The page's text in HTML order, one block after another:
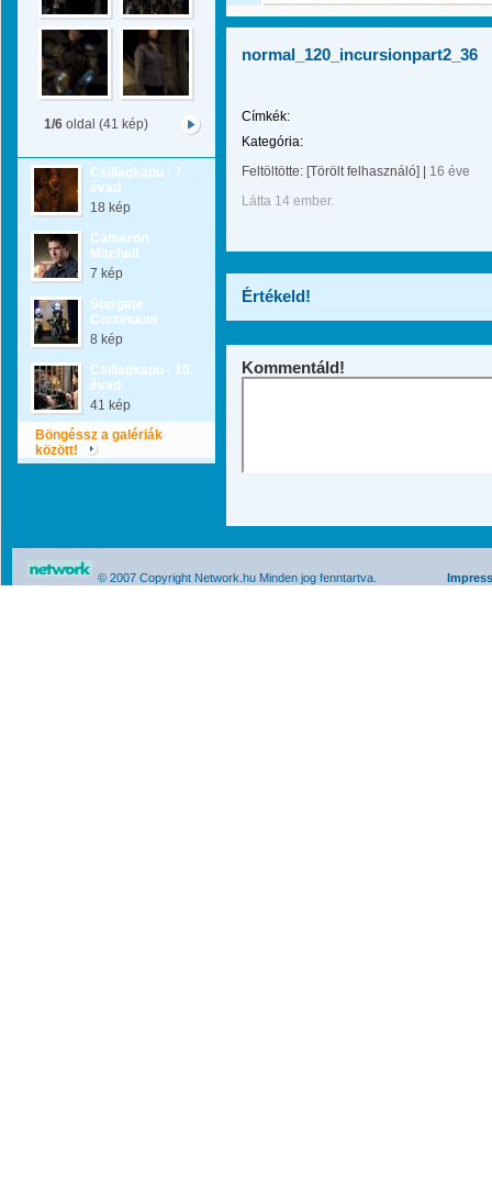
1/6oldal (41 kép)
Csillagkapu - 7.
évad
18 kép
Cameron
Mitchell
7 kép
Stargate
Continuum
8 kép
Csillagkapu - 10.
évad
41 kép
Böngéssz a galériák
között!
normal_120_incursionpart2_36
Címkék:
Kategória:
Feltöltötte: [Törölt felhasználó]
16 éve
Látta 14 ember.
Értékeld!
Kommentáld!
© 2007 Copyright Network.hu Minden jog fenntartva.